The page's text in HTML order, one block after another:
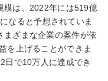
模は、2022年には519億
なると予想されていま
まざまな企業の案件が依
を上げることができま
日で10万人に達成でき